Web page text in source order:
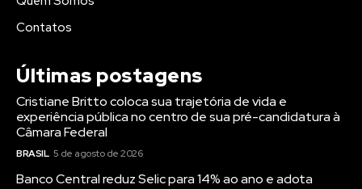
Contatos
Últimas postagens
Cristiane Britto coloca sua trajetória de vida e
experiência pública no centro de sua pré-candidatura à
Câmara Federal
BRASIL 5 de agosto de 2026
Banco Central reduz Selic para 14% ao ano e adota